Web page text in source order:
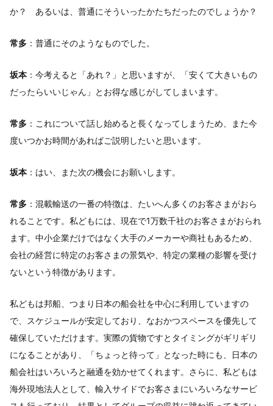
か？ あるいは、普通にそういったかたちだったのでしょうか？
常多 ：普通にそのようなものでした。
坂本 ：今考えると「あれ？」と思いますが、「安くて大きいもの
だったらいいじゃん」とお得な感じがしてしまいます。
常多 ：これについて話し始めると長くなってしまうため、また今
度いつかお時間があればご説明したいと思います。
坂本 ：はい、また次の機会にお願いします。
常多 ：混載輸送の一番の特徴は、たいへん多くのお客さまがおら
れることです。私どもには、現在で1万数千社のお客さまがおられ
ます。中小企業だけではなく大手のメーカーや商社もあるため、
会社の経営に特定のお客さまの景気や、特定の業種の影響を受け
ないという特徴があります。
私どもは邦船、つまり日本の船会社を中心に利用していますの
で、スケジュールが安定しており、なおかつスペースを優先して
確保していただけます。実際の貨物ですとタイミングがギリギリ
になることがあり、「ちょっと待って」となった時にも、日本の
船会社はいろいろと融通を効かせてくれます。さらに、私どもは
海外現地法人として、輸入サイドでお客さまにいろいろなサービ